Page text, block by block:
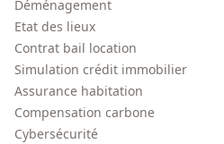
Déménagement
Etat des lieux
Contrat bail location
Simulation crédit immobilier
Assurance habitation
Compensation carbone
Cybersécurité